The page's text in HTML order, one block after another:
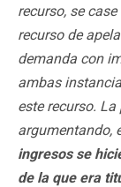
recurso, se
recurso de
demanda con
ambas
este recurso.
argumentando,
ingresos se
de la que era